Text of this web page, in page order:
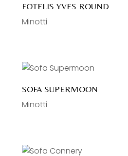
FOTELIS YVES ROUND
Minotti
SOFA SUPERMOON
Minotti